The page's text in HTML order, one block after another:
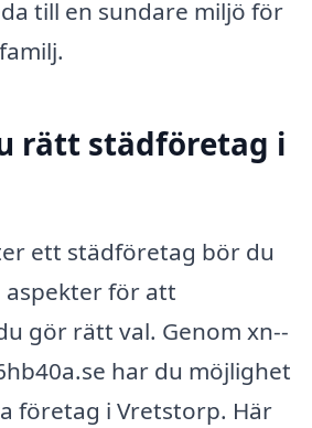
till en sundare miljö för
rätt städföretag i
ett städföretag bör du
för att
gör rätt val. Genom xn--
har du möjlighet
företag i Vretstorp. Här